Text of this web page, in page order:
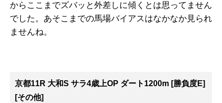
からここまでズバッと外差しに傾くとは思ってません
でした。あそこまでの馬場バイアスはなかなか見られ
ませんね。
京都11R 大和S サラ4歳上OP ダート1200m [勝負度E]
[その他]